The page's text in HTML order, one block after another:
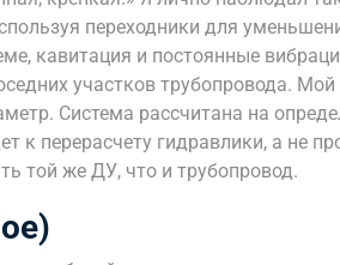
переходники для
кавитация и постоянные
участков трубопровода. Мой
Система рассчитана на
к перерасчету гидравлики, а не
той же ДУ, что и трубопровод.